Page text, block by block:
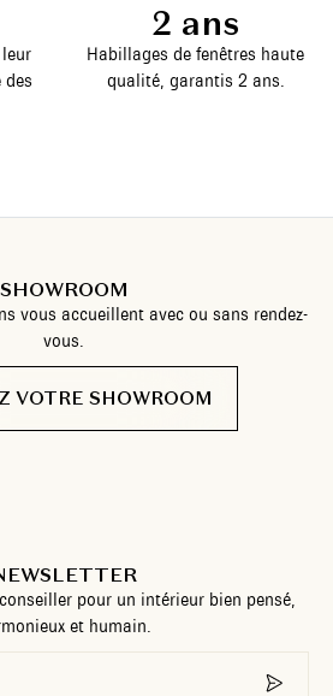
2 ans
Habillages de fenêtres haute
qualité, garantis 2 ans.
SHOWROOM
vous accueillent avec ou sans rendez-
vous.
VOTRE SHOWROOM
pour un intérieur bien pensé,
et humain.